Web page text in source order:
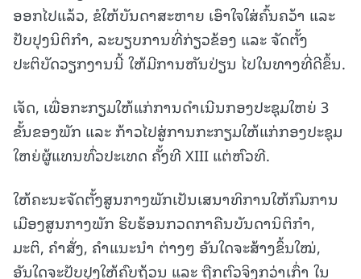
ອອກໄປແລ້ວ, ຂໍໃຫ້ບັນດາສະຫາຍ ເອົາໃຈໃສ່ຄົ້ນຄວ້າ ແລະ
ປັບປຸງນິຕິກໍາ, ລະບຽບການທີ່ກ່ຽວຂ້ອງ ແລະ ຈັດຕັ້ງ
ປະຕິບັດວຽກງານນີ້ ໃຫ້ມີການຫັນປ່ຽນ ໄປໃນທາງທີ່ດີຂຶ້ນ.
ເຈັດ, ເພື່ອກະກຽມໃຫ້ແກ່ການດໍາເນີນກອງປະຊຸມໃຫຍ່ 3
ຂັ້ນຂອງພັກ ແລະ ກ້າວໄປສູ່ການກະກຽມໃຫ້ແກ່ກອງປະຊຸມ
ໃຫຍ່ຜູ້ແທນທົ່ວປະເທດ ຄັ້ງທີ XIII ແຕ່ຫົວທີ.
ໃຫ້ຄະນະຈັດຕັ້ງສູນກາງພັກເປັນເສນາທິການໃຫ້ກົມການ
ເມືອງສູນກາງພັກ ຮີບຮ້ອນກວດກາຄືນບັນດານິຕິກຳ,
ມະຕິ, ຄຳສັ່ງ, ຄຳແນະນຳ ຕ່າງໆ ອັນໃດຈະສ້າງຂຶ້ນໃໝ່,
ອັນໃດຈະປັບປຸງໃຫ້ຄົບຖ້ວນ ແລະ ຖືກຕົວຈິງກວ່າເກົ່າ ໃນ